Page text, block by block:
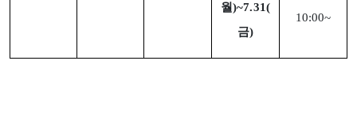
10:00~
월)~7.31(
금)